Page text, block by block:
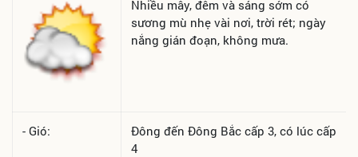
Nhiều mây, đêm và sáng sớm có
sương mù nhẹ vài nơi, trời rét; ngày
nắng gián đoạn, không mưa.
- Gió:
Đông đến Đông Bắc cấp 3, có lúc cấp
4